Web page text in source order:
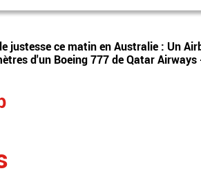
justesse ce matin en Australie : Un
d'un Boeing 777 de Qatar